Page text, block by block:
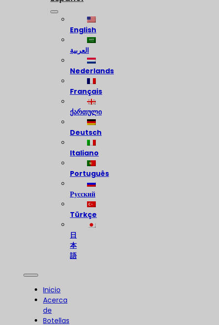
English
العربية
Nederlands
Français
ქართული
Deutsch
Italiano
Português
Русский
Türkçe
日
本
語
Inicio
Acerca
de
Botellas